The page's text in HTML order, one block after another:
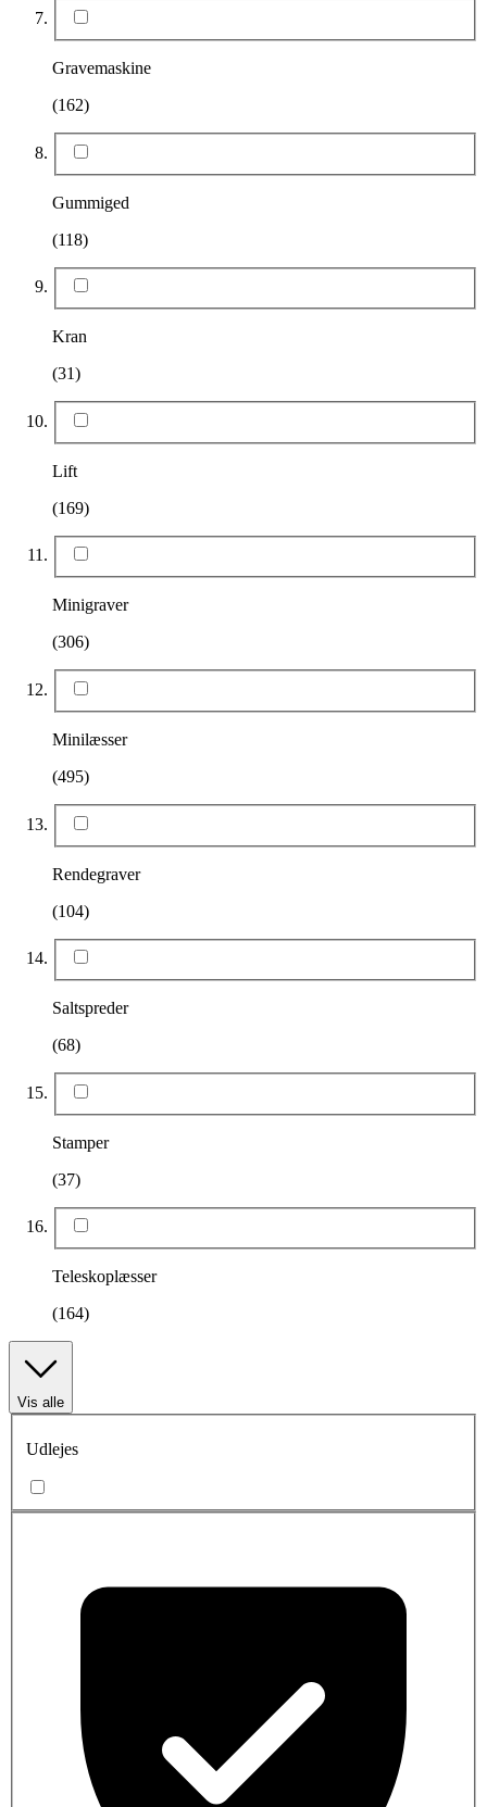
Gravemaskine
(162)
Gummiged
(118)
Kran
(31)
Lift
(169)
Minigraver
(306)
Minilæsser
(495)
Rendegraver
(104)
Saltspreder
(68)
Stamper
(37)
Teleskoplæsser
(164)
Vis alle
Udlejes